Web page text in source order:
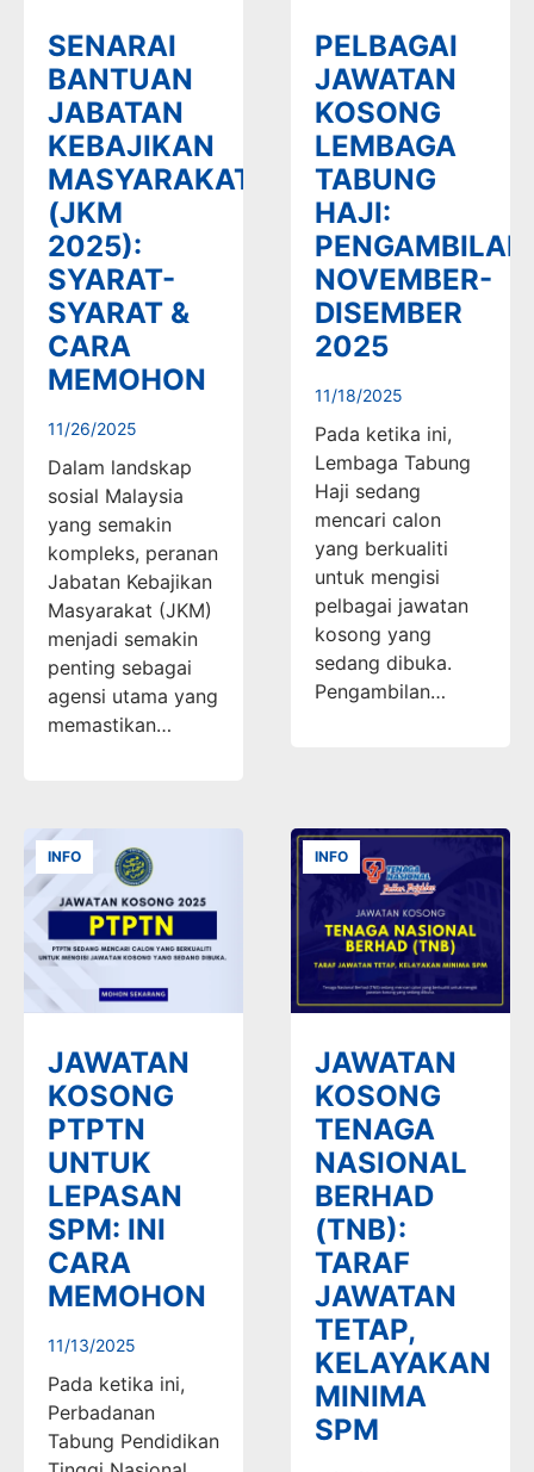
SENARAI
BANTUAN
JABATAN
KEBAJIKAN
MASYARAKAT
(JKM
2025):
SYARAT-
SYARAT &
CARA
MEMOHON
11/26/2025
Dalam landskap
sosial Malaysia
yang semakin
kompleks, peranan
Jabatan Kebajikan
Masyarakat (JKM)
menjadi semakin
penting sebagai
agensi utama yang
memastikan…
PELBAGAI
JAWATAN
KOSONG
LEMBAGA
TABUNG
HAJI:
PENGAMBILAN
NOVEMBER-
DISEMBER
2025
11/18/2025
Pada ketika ini,
Lembaga Tabung
Haji sedang
mencari calon
yang berkualiti
untuk mengisi
pelbagai jawatan
kosong yang
sedang dibuka.
Pengambilan…
INFO
JAWATAN
KOSONG
PTPTN
UNTUK
LEPASAN
SPM: INI
CARA
MEMOHON
11/13/2025
Pada ketika ini,
Perbadanan
Tabung Pendidikan
INFO
JAWATAN
KOSONG
TENAGA
NASIONAL
BERHAD
(TNB):
TARAF
JAWATAN
TETAP,
KELAYAKAN
MINIMA
SPM